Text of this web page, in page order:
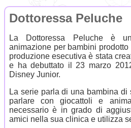
Dottoressa Peluche
La Dottoressa Peluche è
animazione per bambini
produzione esecutiva è stata
e ha debuttato il 23 marzo
Disney Junior.
La serie parla di una bambina
parlare con giocattoli e
necessario è in grado di
amici nella sua clinica e utilizza